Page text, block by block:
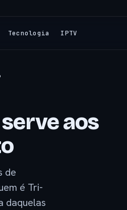
Tecnologia IPTV
aos
de
é Tri-
daquelas